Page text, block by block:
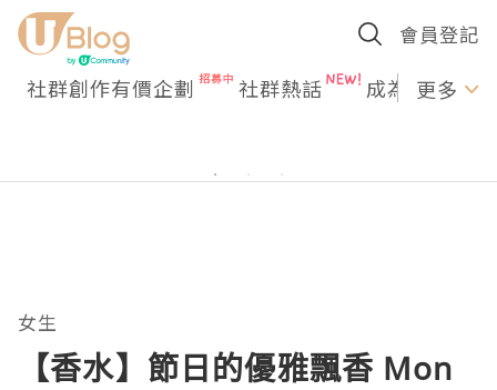
會員登記
社群創作有價企劃 社群熱話 成為U更多
女生
【香水】節日的優雅飄香 Mon